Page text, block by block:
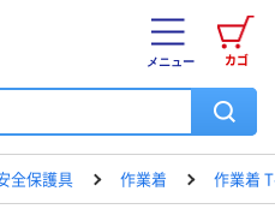
カゴ
メニュー
全保護具 作業着 作業着